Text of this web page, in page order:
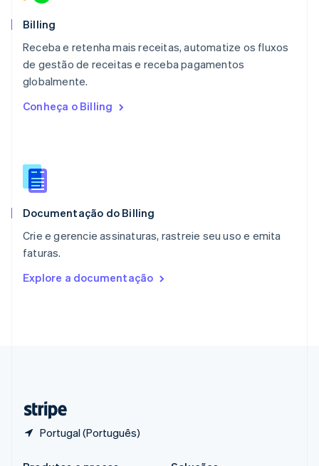
Billing
Receba e retenha mais receitas, automatize os fluxos
de gestão de receitas e receba pagamentos
globalmente.
Conheça o Billing
Documentação do Billing
Crie e gerencie assinaturas, rastreie seu uso e emita
faturas.
Explore a documentação
Portugal (Português)
México
Español
English
Nova Zelândia
English
Nederlands English
Português
RAE de Hong Kong, China
Reino Unido
República Tcheca
English
English